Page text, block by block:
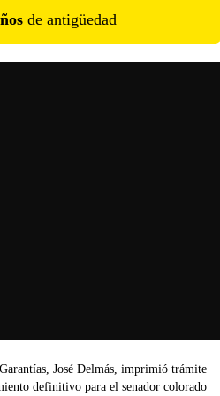
s de antigüedad
José Delmás, imprimió trámite
definitivo para el senador colorado